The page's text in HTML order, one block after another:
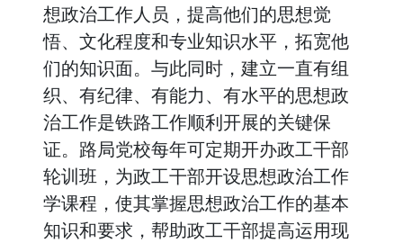
想政治工作人员，提高他们的思想觉
悟、文化程度和专业知识水平，拓宽他
们的知识面。与此同时，建立一直有组
织、有纪律、有能力、有水平的思想政
治工作是铁路工作顺利开展的关键保
证。路局党校每年可定期开办政工干部
轮训班，为政工干部开设思想政治工作
学课程，使其掌握思想政治工作的基本
知识和要求，帮助政工干部提高运用现